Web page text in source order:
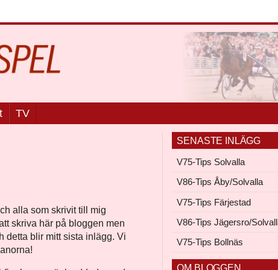
TV
alla som skrivit till mig
skriva här på bloggen men
detta blir mitt sista inlägg. Vi
SENASTE INLÄGG
V75-Tips Solvalla
V86-Tips Åby/Solvalla
V75-Tips Färjestad
V86-Tips Jägersro/
V75-Tips Bollnäs